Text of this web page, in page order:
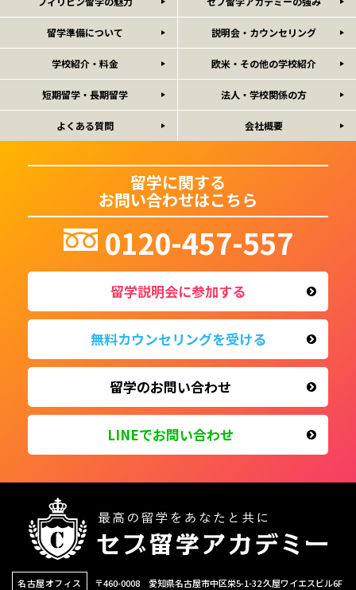
留学準備について 説明会・カウンセリング
学校紹介・料金 欧米・その他の学校紹介
短期留学・長期留学 法人・学校関係の方
よくある質問 会社概要
留学に関する
お問い合わせはこちら
0120-457-557
留学説明会に参加する
無料カウンセリングを受ける
留学のお問い合わせ
LINEでお問い合わせ
名古屋オフィス 〒460-0008 愛知県名古屋市中区栄5-1-32久屋ワイエスビル6F